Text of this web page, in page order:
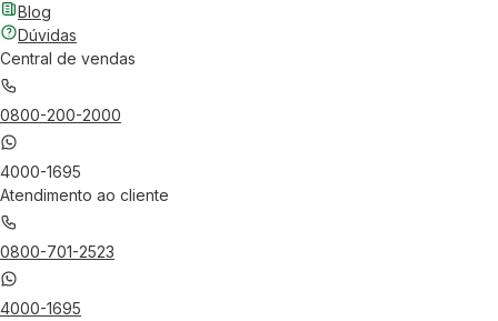
Blog
Dúvidas
Central de vendas
0800-200-2000
4000-1695
Atendimento ao cliente
0800-701-2523
4000-1695